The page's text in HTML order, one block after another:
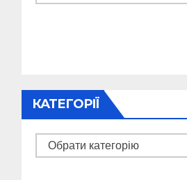
КАТЕГОРІЇ
Категорії